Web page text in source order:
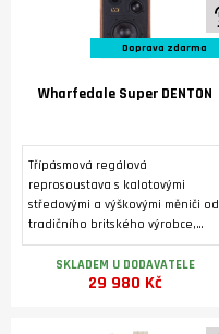
Doprava zdarma
Wharfedale Super DENTON
Třípásmová regálová
reprosoustava s kalotovými
středovými a výškovými měniči od
tradičního britského výrobce,
vyráběná ve třech barevných
variantách. Luxusní úprava s
pravou dýhou.
SKLADEM U DODAVATELE
29 980 Kč